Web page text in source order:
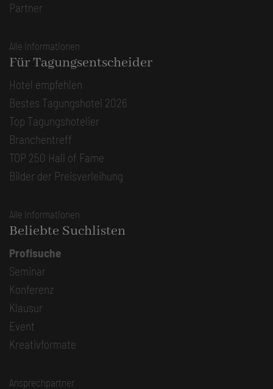
Partner
Alle Informationen
Für Tagungsentscheider
Hotel empfehlen
Bestes Tagungshotel 2026
Top Tagungshotelier
Branchentreff
TOP 250 Hall of Fame
Bilder der Preisverleihung
Alle Informationen
Beliebte Suchlisten
Profisuche
Seminar
Konferenz
Klausur
Event
Kreativformate
Ansprechpartner